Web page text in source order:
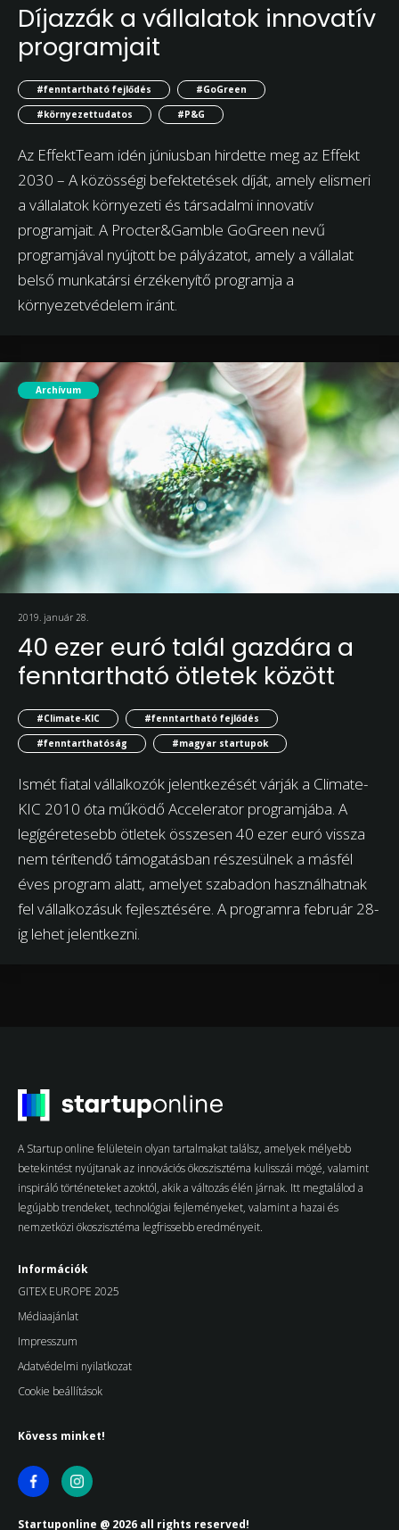
Díjazzák a vállalatok innovatív
programjait
#fenntartható fejlődés
#GoGreen
#környezettudatos
#P&G
Az EffektTeam idén júniusban hirdette meg az Effekt
2030 – A közösségi befektetések díját, amely elismeri
a vállalatok környezeti és társadalmi innovatív
programjait. A Procter&Gamble GoGreen nevű
programjával nyújtott be pályázatot, amely a vállalat
belső munkatársi érzékenyítő programja a
környezetvédelem iránt.
Archívum
2019. január 28.
40 ezer euró talál gazdára a
fenntartható ötletek között
#Climate-KIC
#fenntartható fejlődés
#fenntarthatóság
#magyar startupok
Ismét fiatal vállalkozók jelentkezését várják a Climate-
KIC 2010 óta működő Accelerator programjába. A
legígéretesebb ötletek összesen 40 ezer euró vissza
nem térítendő támogatásban részesülnek a másfél
éves program alatt, amelyet szabadon használhatnak
fel vállalkozásuk fejlesztésére. A programra február 28-
ig lehet jelentkezni.
A Startup online felületein olyan tartalmakat találsz, amelyek mélyebb
betekintést nyújtanak az innovációs ökoszisztéma kulisszái mögé, valamint
inspiráló történeteket azoktól, akik a változás élén járnak. Itt megtalálod a
legújabb trendeket, technológiai fejleményeket, valamint a hazai és
nemzetközi ökoszisztéma legfrissebb eredményeit.
Információk
GITEX EUROPE 2025
Médiaajánlat
Impresszum
Adatvédelmi nyilatkozat
Cookie beállítások
Kövess minket!
Startuponline @ 2026 all rights reserved!